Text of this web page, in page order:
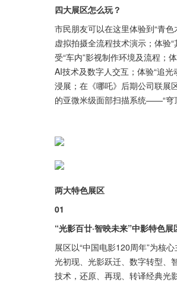
四大展区怎么玩？
市民朋友可以在这里体验到“青
虚拟拍摄全流程技术演示；体验
受“车内”影视制作环境及流程；
AI技术及数字人交互；体验“追
浸展；在《哪吒》后期公司联展
的亚微米级面部扫描系统——“穹
两大特色展区
01
“光影百廿·智映未来”中影特色展
展区以“中国电影120周年”为核
光初现、光影跃迁、数字转型、
技术，还原、再现、转译经典光